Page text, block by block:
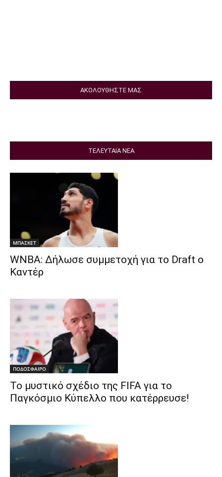
ΑΚΟΛΟΥΘΗΣΤΕ ΜΑΣ
ΤΕΛΕΥΤΑΙΑ ΝΕΑ
ΜΠΑΣΚΕΤ
WNBA: Δήλωσε συμμετοχή για το Draft ο
Καντέρ
ΠΟΔΟΣΦΑΙΡΟ
Το μυστικό σχέδιο της FIFA για το
Παγκόσμιο Κύπελλο που κατέρρευσε!